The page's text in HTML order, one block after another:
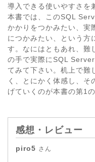
導入できる使いやすさを
本書では、このSQL
かかりをつかみたい、実
につかみたい、という方
す。なにはともあれ、難
の手で実際にSQL
てみて下さい。机上で難
く、とにかく体感し、そ
げていくのが本書の第1の
感想・レビュー
piro5 さん